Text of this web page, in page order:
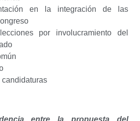
en la integración de las
por involucramiento del